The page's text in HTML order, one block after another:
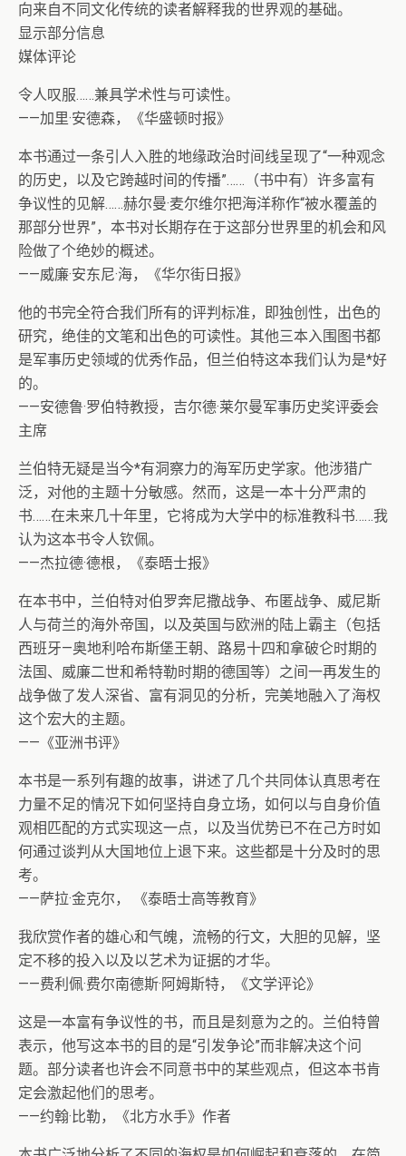
向来自不同文化传统的读者解释我的世界观的基础。
显示部分信息
媒体评论
令人叹服……兼具学术性与可读性。
——加里·安德森，《华盛顿时报》
本书通过一条引人入胜的地缘政治时间线呈现了“一种观念
的历史，以及它跨越时间的传播”……（书中有）许多富有
争议性的见解……赫尔曼·麦尔维尔把海洋称作“被水覆盖的
那部分世界”，本书对长期存在于这部分世界里的机会和风
险做了个绝妙的概述。
——威廉·安东尼·海，《华尔街日报》
他的书完全符合我们所有的评判标准，即独创性，出色的
研究，绝佳的文笔和出色的可读性。其他三本入围图书都
是军事历史领域的优秀作品，但兰伯特这本我们认为是*好
的。
——安德鲁·罗伯特教授，吉尔德·莱尔曼军事历史奖评委会
主席
兰伯特无疑是当今*有洞察力的海军历史学家。他涉猎广
泛，对他的主题十分敏感。然而，这是一本十分严肃的
书……在未来几十年里，它将成为大学中的标准教科书……我
认为这本书令人钦佩。
——杰拉德·德根，《泰晤士报》
在本书中，兰伯特对伯罗奔尼撒战争、布匿战争、威尼斯
人与荷兰的海外帝国，以及英国与欧洲的陆上霸主（包括
西班牙—奥地利哈布斯堡王朝、路易十四和拿破仑时期的
法国、威廉二世和希特勒时期的德国等）之间一再发生的
战争做了发人深省、富有洞见的分析，完美地融入了海权
这个宏大的主题。
——《亚洲书评》
本书是一系列有趣的故事，讲述了几个共同体认真思考在
力量不足的情况下如何坚持自身立场，如何以与自身价值
观相匹配的方式实现这一点，以及当优势已不在己方时如
何通过谈判从大国地位上退下来。这些都是十分及时的思
考。
——萨拉·金克尔， 《泰晤士高等教育》
我欣赏作者的雄心和气魄，流畅的行文，大胆的见解，坚
定不移的投入以及以艺术为证据的才华。
——费利佩·费尔南德斯·阿姆斯特，《文学评论》
这是一本富有争议性的书，而且是刻意为之的。兰伯特曾
表示，他写这本书的目的是“引发争论”而非解决这个问
题。部分读者也许会不同意书中的某些观点，但这本书肯
定会激起他们的思考。
——约翰·比勒，《北方水手》作者